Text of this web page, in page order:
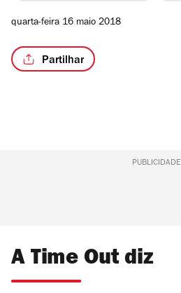
quarta-feira 16 maio 2018
Partilhar
PUBLICIDADE
A Time Out diz